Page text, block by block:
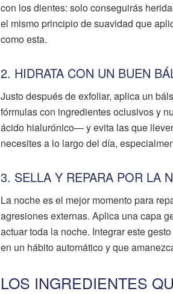
con los dientes: solo conseguirás
el mismo principio de suavidad que
como esta.
2. HIDRATA CON UN BUEN
Justo después de exfoliar, aplica un
fórmulas con ingredientes oclusivos y
ácido hialurónico— y evita las que
necesites a lo largo del día,
3. SELLA Y REPARA POR LA
La noche es el mejor momento para
agresiones externas. Aplica una capa
actuar toda la noche. Integrar este
en un hábito automático y que
LOS INGREDIENTES